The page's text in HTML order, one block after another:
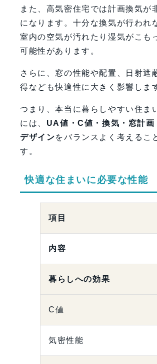
また、高気密住宅では計画換気が
になります。十分な換気が行われ
室内の空気が汚れたり湿気がこも
可能性があります。
さらに、窓の性能や配置、日射遮
得なども快適性に大きく影響しま
つまり、本当に暮らしやすい住ま
には、 UA値・C値・換気・窓計画
デザインをバランスよく考えるこ
す。
快適な住まいに必要な性能
項目
内容
暮らしへの効果
C値
気密性能